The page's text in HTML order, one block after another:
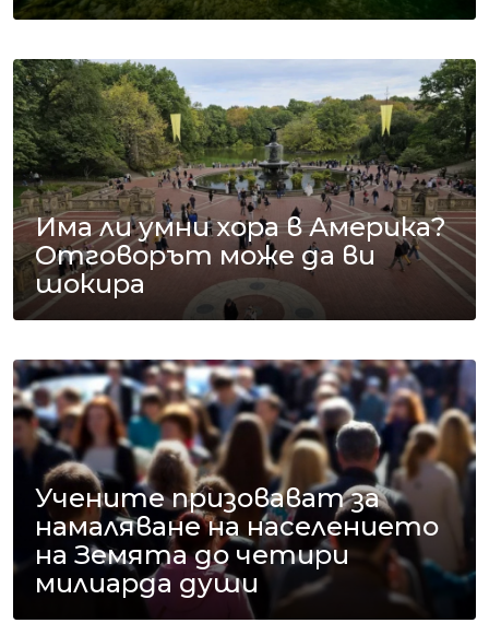
Има ли умни хора в Америка?
Отговорът може да ви
шокира
Учените призовават за
намаляване на населението
на Земята до четири
милиарда души